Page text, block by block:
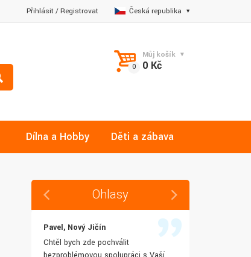
Česká republika
Přihlásit/Registrovat
Můj košík
0 Kč
Dílna a Hobby Děti a zábava
Ohlasy
Pavel, Nový Jičín
Chtěl bych zde pochválit